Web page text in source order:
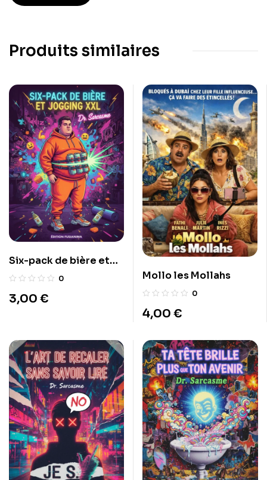
Produits similaires
Six-pack de bière et
jogging XXL
0
3,00 €
Mollo les Mollahs
0
4,00 €